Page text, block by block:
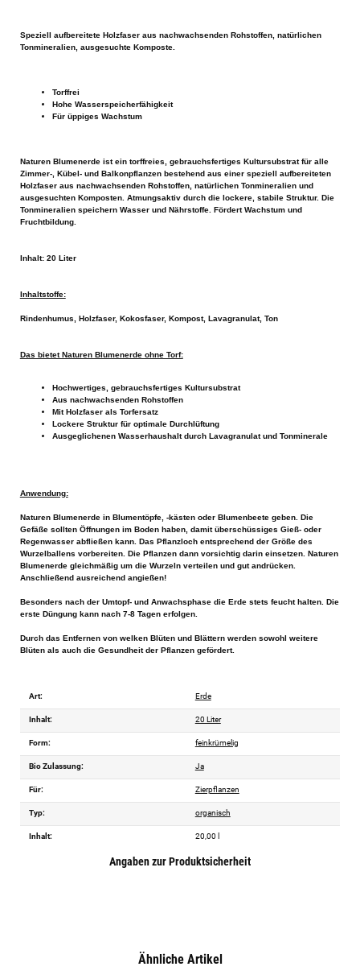
Speziell aufbereitete Holzfaser aus nachwachsenden Rohstoffen, natürlichen
Tonmineralien, ausgesuchte Komposte.
Torffrei
Hohe Wasserspeicherfähigkeit
Für üppiges Wachstum
Naturen Blumenerde ist ein torffreies, gebrauchsfertiges Kultursubstrat für alle
Zimmer-, Kübel- und Balkonpflanzen bestehend aus einer speziell aufbereiteten
Holzfaser aus nachwachsenden Rohstoffen, natürlichen Tonmineralien und
ausgesuchten Komposten. Atmungsaktiv durch die lockere, stabile Struktur. Die
Tonmineralien speichern Wasser und Nährstoffe. Fördert Wachstum und
Fruchtbildung.
Inhalt: 20 Liter
Inhaltstoffe:
Rindenhumus, Holzfaser, Kokosfaser, Kompost, Lavagranulat, Ton
Das bietet Naturen Blumenerde ohne Torf:
Hochwertiges, gebrauchsfertiges Kultursubstrat
Aus nachwachsenden Rohstoffen
Mit Holzfaser als Torfersatz
Lockere Struktur für optimale Durchlüftung
Ausgeglichenen Wasserhaushalt durch Lavagranulat und Tonminerale
Anwendung:
Naturen Blumenerde in Blumentöpfe, -kästen oder Blumenbeete geben. Die
Gefäße sollten Öffnungen im Boden haben, damit überschüssiges Gieß- oder
Regenwasser abfließen kann. Das Pflanzloch entsprechend der Größe des
Wurzelballens vorbereiten. Die Pflanzen dann vorsichtig darin einsetzen. Naturen
Blumenerde gleichmäßig um die Wurzeln verteilen und gut andrücken.
Anschließend ausreichend angießen!
Besonders nach der Umtopf- und Anwachsphase die Erde stets feucht halten. Die
erste Düngung kann nach 7-8 Tagen erfolgen.
Durch das Entfernen von welken Blüten und Blättern werden sowohl weitere
Blüten als auch die Gesundheit der Pflanzen gefördert.
Art: Erde
Inhalt: 20 Liter
Form: feinkrümelig
Bio Zulassung: Ja
Für: Zierpflanzen
Typ: organisch
Inhalt: 20,00 l
Angaben zur Produktsicherheit
Ähnliche Artikel